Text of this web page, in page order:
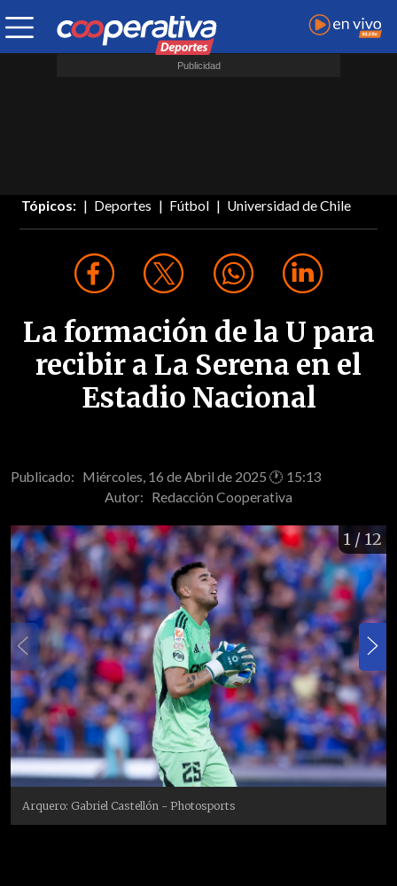
Tópicos: Deportes Fútbol Universidad de Chile
La formación de la U para
recibir a La Serena en el
Estadio Nacional
Publicado: Miércoles, 16 de Abril de 2025 🕐 15:13
Autor: Redacción Cooperativa
1 / 12
Arquero: Gabriel Castellón - Photosports